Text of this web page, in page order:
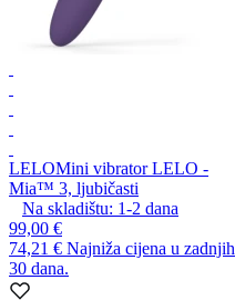
LELOMini vibrator LELO -
Mia™ 3, ljubičasti
Na skladištu: 1-2 dana
99,00 €
74,21 € Najniža cijena u zadnjih
30 dana.